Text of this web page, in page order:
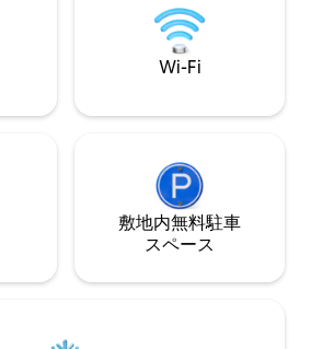
インターネットと
備えたコワーキン
ラブハウスがあり
分。
Wi-Fi
敷地内無料駐⁠車
ス⁠ペ⁠ー⁠ス